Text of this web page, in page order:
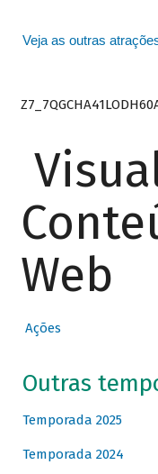
Veja as outras
Web
Ações
Outras
Temporada 2025
Temporada 2024